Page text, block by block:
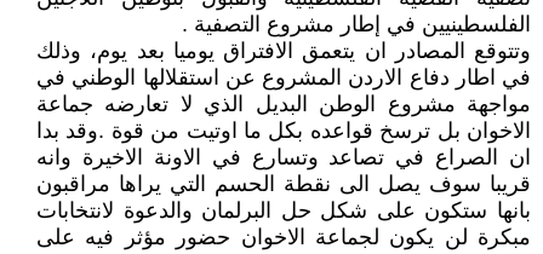
الفلسطينيين في إطار مشروع التصفية .
وتتوقع المصادر ان يتعمق الافتراق يوميا بعد يوم، وذلك
في اطار دفاع الاردن المشروع عن استقلالها الوطني في
مواجهة مشروع الوطن البديل الذي لا تعارضه جماعة
الاخوان بل ترسخ قواعده بكل ما اوتيت من قوة .وقد بدا
ان الصراع في تصاعد وتسارع في الاونة الاخيرة وانه
قريبا سوف يصل الى نقطة الحسم التي يراها مراقبون
بانها ستكون على شكل حل البرلمان والدعوة لانتخابات
مبكرة لن يكون لجماعة الاخوان حضور مؤثر فيه على